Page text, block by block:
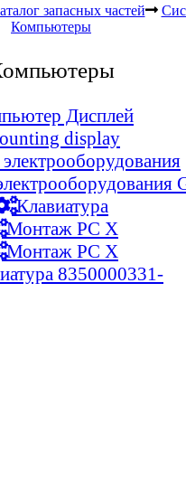
запасных частей
Компьютеры
Дисплей
display
Клавиатура
Монтаж PC X
Монтаж PC X
8350000331-